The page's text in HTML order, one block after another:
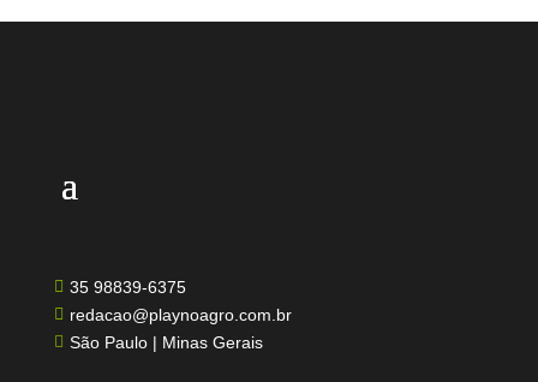
 35 98839-6375
 redacao@playnoagro.com.br
 São Paulo | Minas Gerais